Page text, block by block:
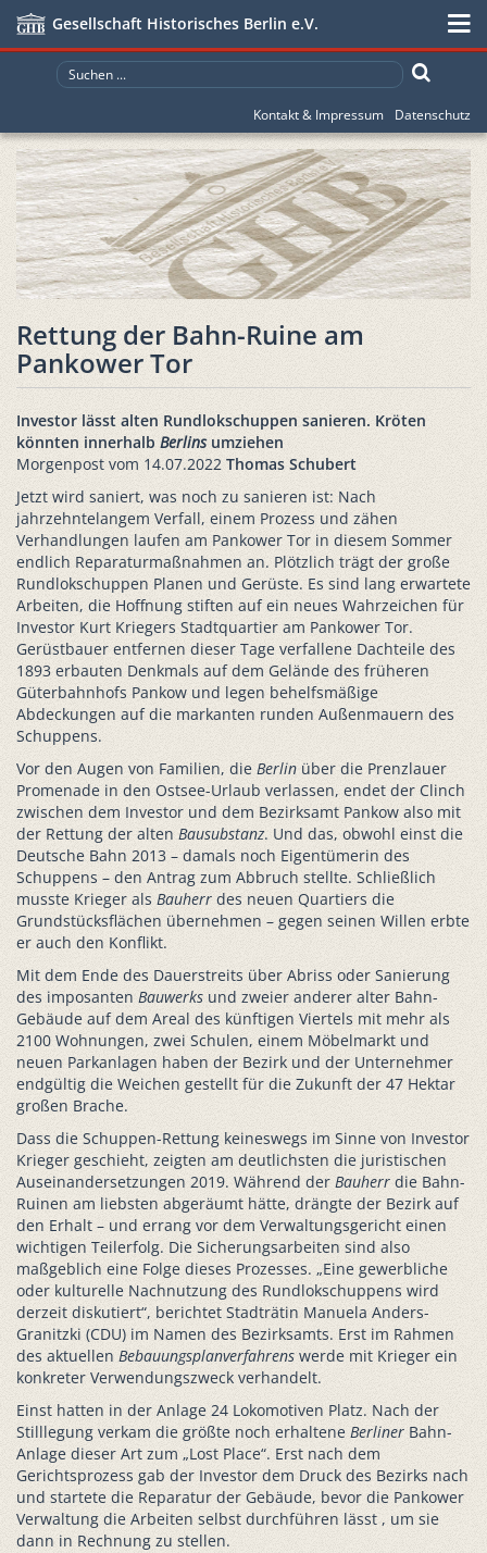
Gesellschaft Historisches Berlin e.V.
Kontakt & Impressum Datenschutz
Rettung der Bahn-Ruine am
Pankower Tor
Investor lässt alten Rundlokschuppen sanieren. Kröten
könnten innerhalb Berlinsumziehen
Morgenpost vom 14.07.2022 Thomas Schubert
Jetzt wird saniert, was noch zu sanieren ist: Nach
jahrzehntelangem Verfall, einem Prozess und zähen
Verhandlungen laufen am Pankower Tor in diesem Sommer
endlich Reparaturmaßnahmen an. Plötzlich trägt der große
Rundlokschuppen Planen und Gerüste. Es sind lang erwartete
Arbeiten, die Hoffnung stiften auf ein neues Wahrzeichen für
Investor Kurt Kriegers Stadtquartier am Pankower Tor.
Gerüstbauer entfernen dieser Tage verfallene Dachteile des
1893 erbauten Denkmals auf dem Gelände des früheren
Güterbahnhofs Pankow und legen behelfsmäßige
Abdeckungen auf die markanten runden Außenmauern des
Schuppens.
Vor den Augen von Familien, die Berlin über die Prenzlauer
Promenade in den Ostsee-Urlaub verlassen, endet der Clinch
zwischen dem Investor und dem Bezirksamt Pankow also mit
der Rettung der alten Bausubstanz. Und das, obwohl einst die
Deutsche Bahn 2013 – damals noch Eigentümerin des
Schuppens – den Antrag zum Abbruch stellte. Schließlich
musste Krieger als Bauherr des neuen Quartiers die
Grundstücksflächen übernehmen – gegen seinen Willen erbte
er auch den Konflikt.
Mit dem Ende des Dauerstreits über Abriss oder Sanierung
des imposanten Bauwerks und zweier anderer alter Bahn-
Gebäude auf dem Areal des künftigen Viertels mit mehr als
2100 Wohnungen, zwei Schulen, einem Möbelmarkt und
neuen Parkanlagen haben der Bezirk und der Unternehmer
endgültig die Weichen gestellt für die Zukunft der 47 Hektar
großen Brache.
Dass die Schuppen-Rettung keineswegs im Sinne von Investor
Krieger geschieht, zeigten am deutlichsten die juristischen
Auseinandersetzungen 2019. Während der Bauherr die Bahn-
Ruinen am liebsten abgeräumt hätte, drängte der Bezirk auf
den Erhalt – und errang vor dem Verwaltungsgericht einen
wichtigen Teilerfolg. Die Sicherungsarbeiten sind also
maßgeblich eine Folge dieses Prozesses. „Eine gewerbliche
oder kulturelle Nachnutzung des Rundlokschuppens wird
derzeit diskutiert“, berichtet Stadträtin Manuela Anders-
Granitzki (CDU) im Namen des Bezirksamts. Erst im Rahmen
des aktuellen Bebauungsplanverfahrens werde mit Krieger ein
konkreter Verwendungszweck verhandelt.
Einst hatten in der Anlage 24 Lokomotiven Platz. Nach der
Stilllegung verkam die größte noch erhaltene Berliner Bahn-
Anlage dieser Art zum „Lost Place“. Erst nach dem
Gerichtsprozess gab der Investor dem Druck des Bezirks nach
und startete die Reparatur der Gebäude, bevor die Pankower
Verwaltung die Arbeiten selbst durchführen lässt , um sie
dann in Rechnung zu stellen.